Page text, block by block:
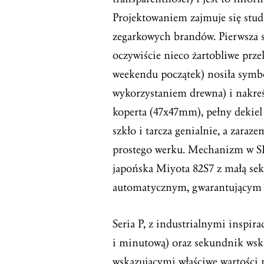
Projektowaniem zajmuje się
zegarkowych brandów.
oczywiście nieco żartobliwe
weekendu początek) nosiła
wykorzystaniem drewna) i
koperta (47x47mm), pełny dekiel
szkło i tarcza genialnie, a
prostego werku. Mechanizm w
japońska Miyota 82S7 z małą
automatycznym,
Seria P, z industrialnymi
i minutową) oraz sekundnik